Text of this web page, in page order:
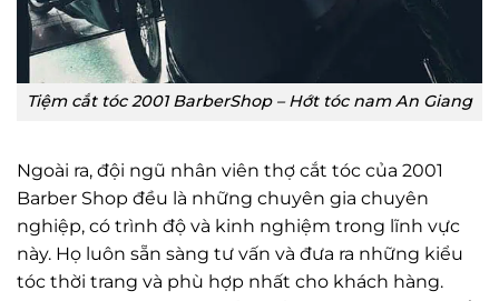
Tiệm cắt tóc 2001 BarberShop – Hớt tóc nam An Giang
Ngoài ra, đội ngũ nhân viên thợ cắt tóc của 2001
Barber Shop đều là những chuyên gia chuyên
nghiệp, có trình độ và kinh nghiệm trong lĩnh vực
này. Họ luôn sẵn sàng tư vấn và đưa ra những kiểu
tóc thời trang và phù hợp nhất cho khách hàng.